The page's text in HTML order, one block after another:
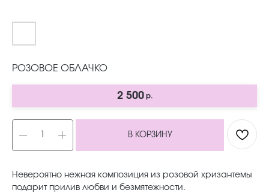
РОЗОВОЕ ОБЛАЧКО
2 500 р.
В КОРЗИНУ
Невероятно нежная композиция из розовой хризантемы
подарит прилив любви и безмятежности.